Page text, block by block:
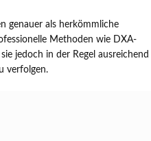
genauer als herkömmliche
Methoden wie DXA-
jedoch in der Regel ausreichend
verfolgen.